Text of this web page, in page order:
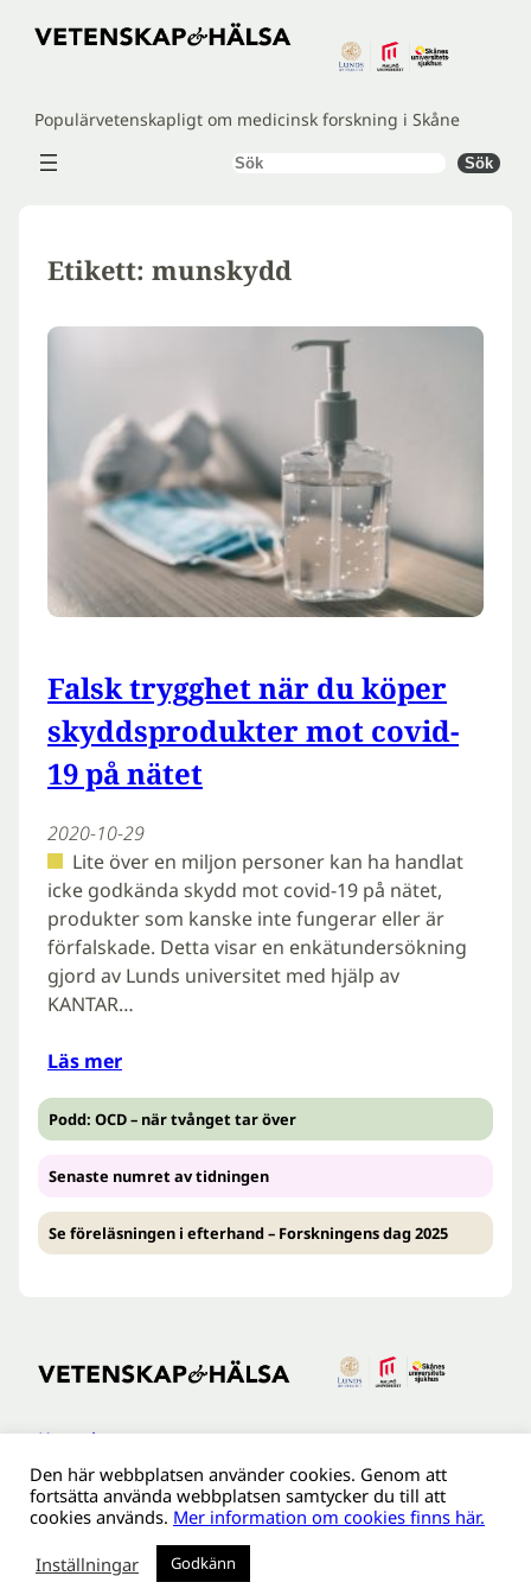
Hoppa
Populärvetenskapligt om medicinsk forskning i Skåne
Sök Sök
Etikett: munskydd
Falsk trygghet när du köper
skyddsprodukter mot covid-
19 på nätet
2020-10-29
Lite över en miljon personer kan ha handlat
icke godkända skydd mot covid-19 på nätet,
produkter som kanske inte fungerar eller är
förfalskade. Detta visar en enkätundersökning
gjord av Lunds universitet med hjälp av
KANTAR…
Läs mer
Podd: OCD – när tvånget tar över
Senaste numret av tidningen
Se föreläsningen i efterhand – Forskningens dag 2025
Kontakt
Tillgänglighetsredogöreldse
Om webbplatsen
Behandling av personuppgifter
Den här webbplatsen använder cookies. Genom att
fortsätta använda webbplatsen samtycker du till att
cookies används. Mer information om cookies finns här.
Inställningar
Godkänn